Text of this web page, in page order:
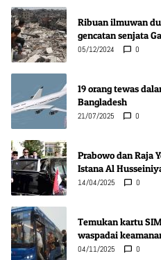
Ribuan ilmuwan
gencatan senjata
05/12/2024 0
19 orang tewas
Bangladesh
21/07/2025 0
Prabowo dan Raja
Istana Al
14/04/2025 0
Temukan kartu
waspadai
04/11/2025 0